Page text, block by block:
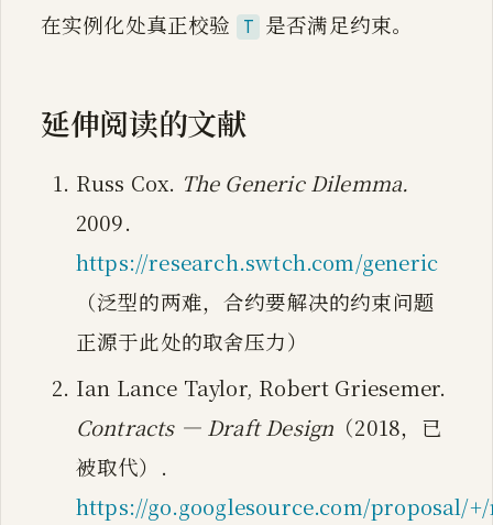
在实例化处真正校验
T 是否满足约束。
延伸阅读的文献
Russ Cox. The Generic Dilemma.
2009.
https://research.swtch.com/generic
（泛型的两难，合约要解决的约束问题
正源于此处的取舍压力）
Ian Lance Taylor, Robert Griesemer.
Contracts — Draft Design （2018，已
被取代）.
https://go.googlesource.com/proposal/